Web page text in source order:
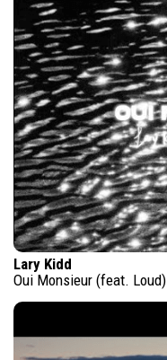
Lary Kidd
Oui Monsieur (feat. Loud)